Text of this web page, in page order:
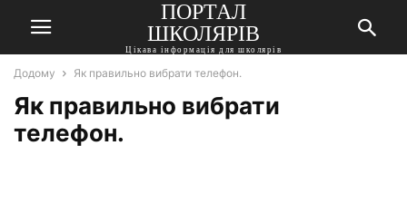
ПОРТАЛ
ШКОЛЯРІВ
Цікава інформація для школярів
Додому Як правильно вибрати телефон.
Як правильно вибрати
телефон.